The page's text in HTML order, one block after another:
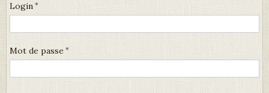
Login
Mot de passe